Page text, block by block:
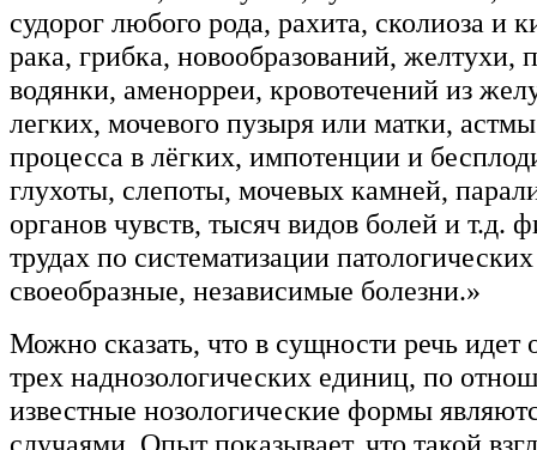
судорог любого рода, рахита, сколиоза и
рака, грибка, новообразований, желтухи,
водянки, аменорреи, кровотечений из
легких, мочевого пузыря или матки,
процесса в лёгких, импотенции и
глухоты, слепоты, мочевых камней,
органов чувств, тысяч видов болей и т.д.
трудах по систематизации
своеобразные, независимые болезни.»
Можно сказать, что в сущности речь идет
трех наднозологических единиц, по
известные нозологические формы